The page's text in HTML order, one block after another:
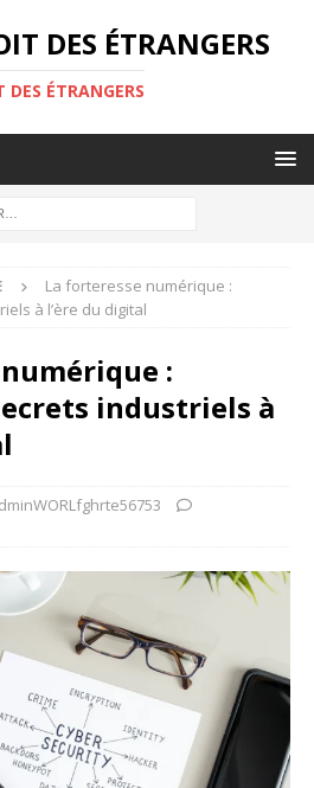
DES ÉTRANGERS
DES ÉTRANGERS
La forteresse numérique :
à l’ère du digital
:
industriels à